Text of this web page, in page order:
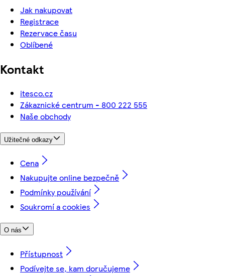
Jak nakupovat
Registrace
Rezervace času
Oblíbené
Kontakt
itesco.cz
Zákaznické centrum - 800 222 555
Naše obchody
Užitečné odkazy
Cena
Nakupujte online bezpečně
Podmínky používání
Soukromí a cookies
O nás
Přístupnost
Podívejte se, kam doručujeme